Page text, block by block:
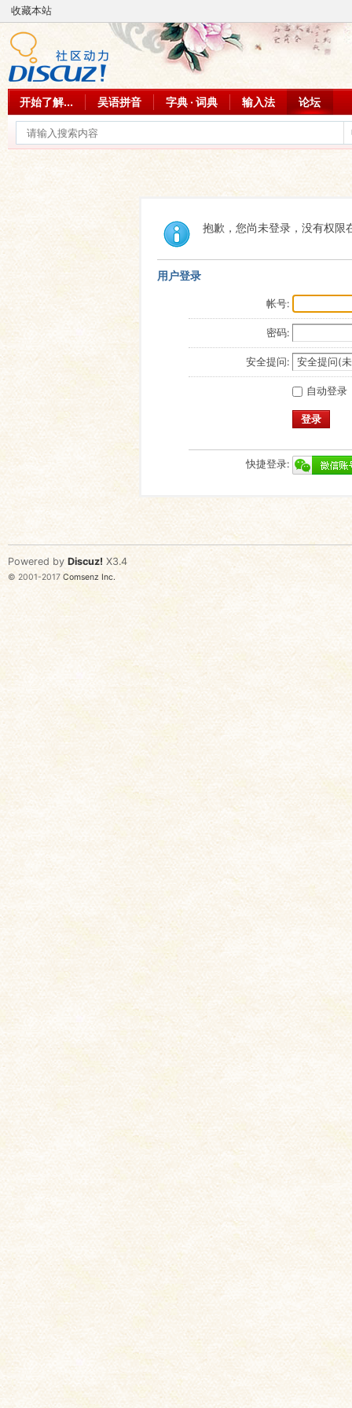
收藏本站
开始了解... 吴语拼音 字典 · 词典 输入法 论坛
抱歉，您尚未登录，没有权限
用户登录
帐号:
密码:
安全提问:
自动登录
登录
快捷登录:
Powered by Discuz! X3.4
© 2001-2017 Comsenz Inc.